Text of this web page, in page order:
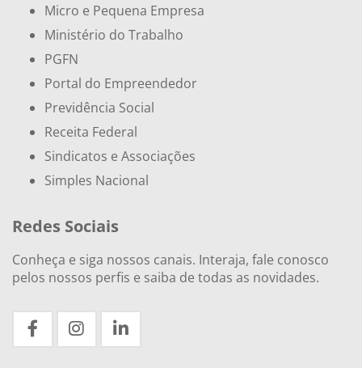
Micro e Pequena Empresa
Ministério do Trabalho
PGFN
Portal do Empreendedor
Previdência Social
Receita Federal
Sindicatos e Associações
Simples Nacional
Redes Sociais
Conheça e siga nossos canais. Interaja, fale conosco
pelos nossos perfis e saiba de todas as novidades.